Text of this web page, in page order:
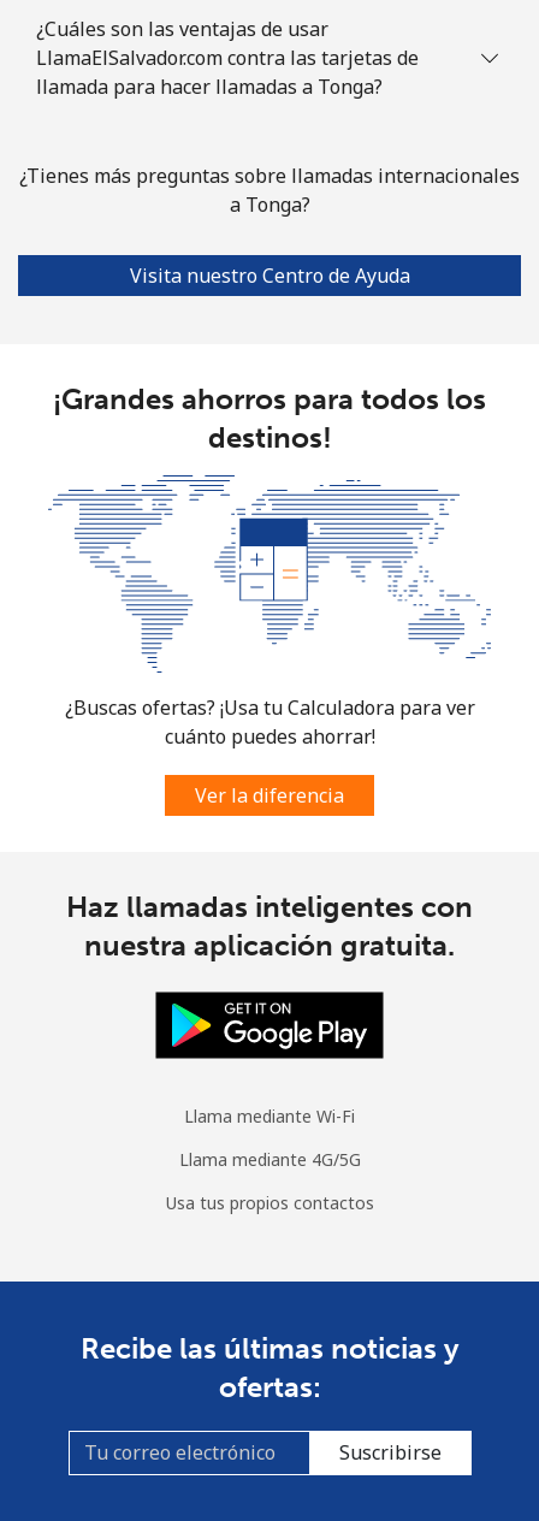
¿Cuáles son las ventajas de usar
LlamaElSalvador.com contra las tarjetas de
llamada para hacer llamadas a Tonga?
¿Tienes más preguntas sobre llamadas internacionales
a Tonga?
Visita nuestro Centro de Ayuda
¡Grandes ahorros para todos los
destinos!
¿Buscas ofertas? ¡Usa tu Calculadora para ver
cuánto puedes ahorrar!
Ver la diferencia
Haz llamadas inteligentes con
nuestra aplicación gratuita.
Llama mediante Wi-Fi
Llama mediante 4G/5G
Usa tus propios contactos
Recibe las últimas noticias y
ofertas:
Suscribirse